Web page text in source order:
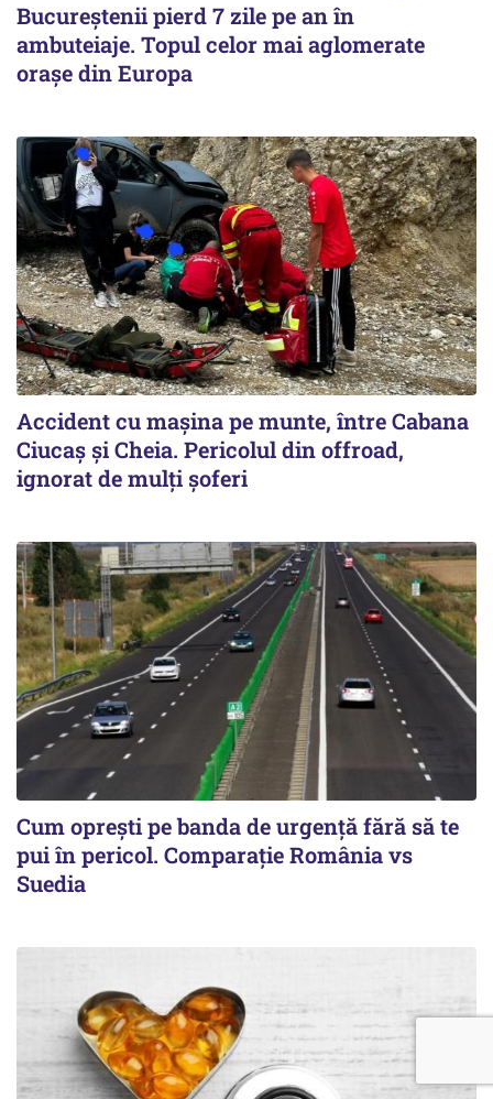
Bucureștenii pierd 7 zile pe an în
ambuteiaje. Topul celor mai aglomerate
orașe din Europa
Accident cu maşina pe munte, între Cabana
Ciucaş şi Cheia. Pericolul din offroad,
ignorat de mulţi şoferi
Cum opreşti pe banda de urgenţă fără să te
pui în pericol. Comparaţie România vs
Suedia